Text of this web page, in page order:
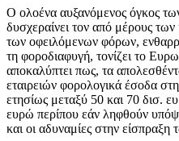
Ο ολοένα αυξανόμενος όγκος
δυσχεραίνει τον από μέρους
των οφειλόμενων φόρων,
τη φοροδιαφυγή, τονίζει το
αποκαλύπτει πως, τα
εταιρειών φορολογικά έσοδα
ετησίως μεταξύ 50 και 70 δισ.
ευρώ περίπου εάν ληφθούν
και οι αδυναμίες στην